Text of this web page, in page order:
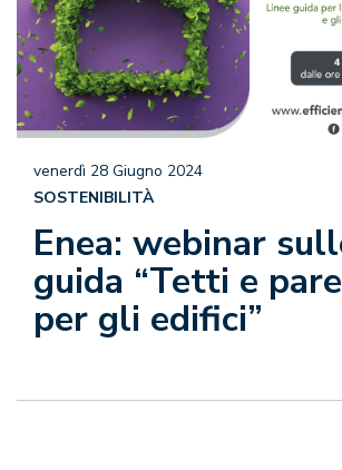
Enea: webinar
guida “Tetti e
per gli edifici”
venerdì 28 Giugno 2024
SOSTENIBILITÀ